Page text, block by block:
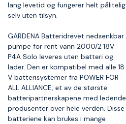
lang levetid og fungerer helt pålitelig
selv uten tilsyn.
GARDENA Batteridrevet nedsenkbar
pumpe for rent vann 2000/2 18V
P4A Solo leveres uten batteri og
lader. Den er kompatibel med alle 18
V batterisystemer fra POWER FOR
ALL ALLIANCE, et av de største
batteripartnerskapene med ledende
produsenter over hele verden. Disse
batteriene kan brukes i mange